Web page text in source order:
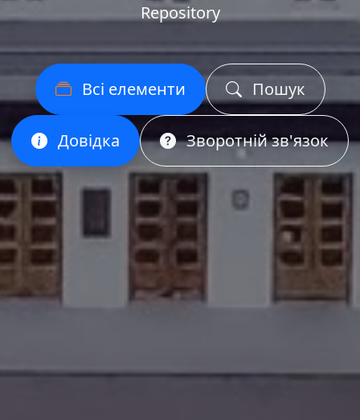
Repository
Всі елементи Пошук
Довідка Зворотній зв'язок